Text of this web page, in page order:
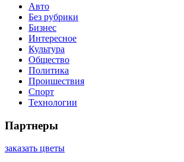
Авто
Без рубрики
Бизнес
Интересное
Культура
Общество
Политика
Проишествия
Спорт
Технологии
Партнеры
заказать цветы